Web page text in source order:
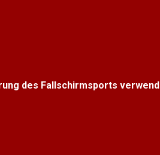
des Fallschirmsports